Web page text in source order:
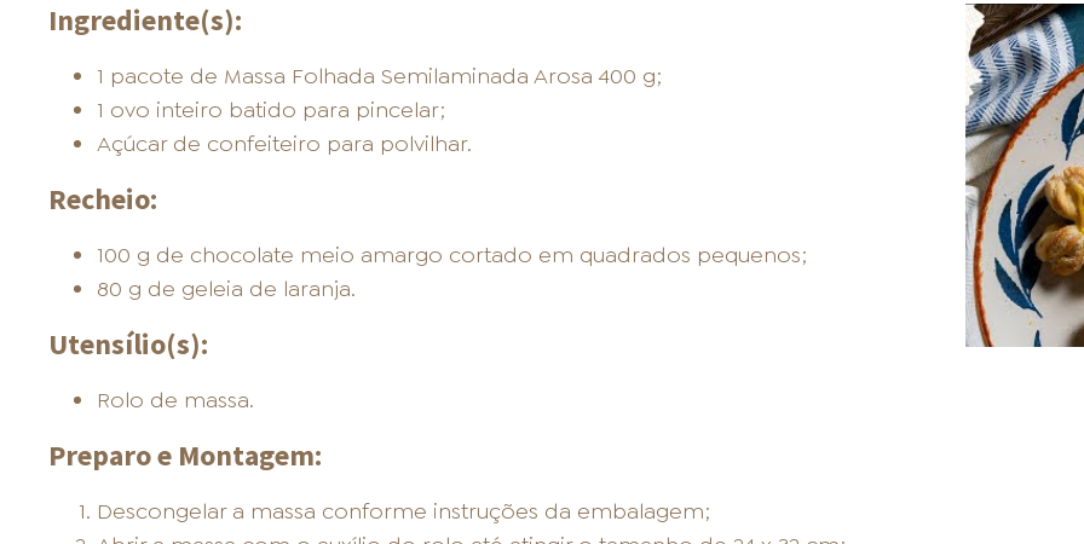
ONDE COMPRAR
Ingrediente(s):
1 pacote de Massa Folhada Semilaminada Arosa 400 g;
1 ovo inteiro batido para pincelar;
Açúcar de confeiteiro para polvilhar.
Recheio:
100 g de chocolate meio amargo cortado em quadrados pequenos;
80 g de geleia de laranja.
Utensílio(s):
Rolo de massa.
Preparo e Montagem:
Descongelar a massa conforme instruções da embalagem;